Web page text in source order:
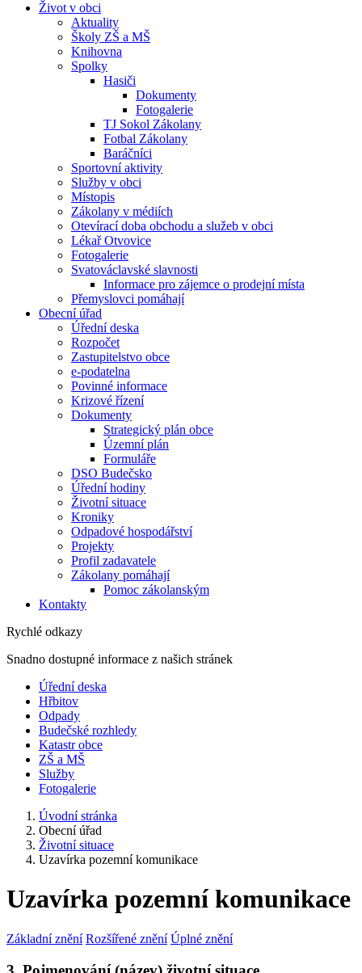
Život v obci
Aktuality
Školy ZŠ a MŠ
Knihovna
Spolky
Hasiči
Dokumenty
Fotogalerie
TJ Sokol Zákolany
Fotbal Zákolany
Baráčníci
Sportovní aktivity
Služby v obci
Místopis
Zákolany v médiích
Otevírací doba obchodu a služeb v obci
Lékař Otvovice
Fotogalerie
Svatováclavské slavnosti
Informace pro zájemce o prodejní místa
Přemyslovci pomáhají
Obecní úřad
Úřední deska
Rozpočet
Zastupitelstvo obce
e-podatelna
Povinné informace
Krizové řízení
Dokumenty
Strategický plán obce
Územní plán
Formuláře
DSO Budečsko
Úřední hodiny
Životní situace
Kroniky
Odpadové hospodářství
Projekty
Profil zadavatele
Zákolany pomáhají
Pomoc zákolanským
Kontakty
Rychlé odkazy
Snadno dostupné informace z našich stránek
Úřední deska
Hřbitov
Odpady
Budečské rozhledy
Katastr obce
ZŠ a MŠ
Služby
Fotogalerie
Úvodní stránka
Obecní úřad
Životní situace
Uzavírka pozemní komunikace
Uzavírka pozemní komunikace
Základní znění Rozšířené znění Úplné znění